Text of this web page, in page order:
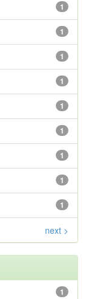
1
1
1
1
1
1
1
1
1
next >
1